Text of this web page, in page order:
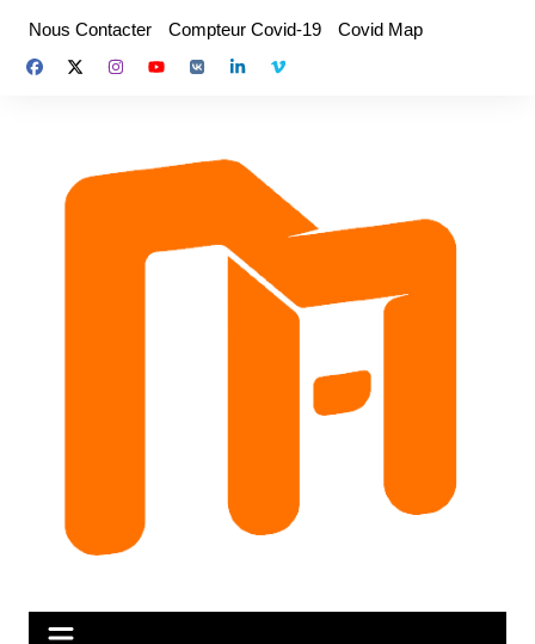
contenu
Nous Contacter Compteur Covid-19 Covid Map